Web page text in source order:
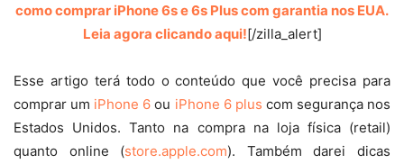
como comprar iPhone 6s e 6s Plus com garantia nos EUA.
Leia agora clicando aqui![/zilla_alert]
Esse artigo terá todo o conteúdo que você precisa para
comprar um iPhone 6 ou iPhone 6 plus com segurança nos
Estados Unidos. Tanto na compra na loja física (retail)
quanto online (store.apple.com). Também darei dicas